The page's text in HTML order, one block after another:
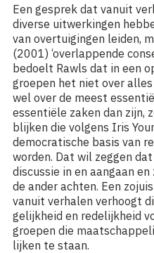
Een gesprek dat vanuit
diverse uitwerkingen
van overtuigingen leiden,
(2001) ‘overlappende
bedoelt Rawls dat in een
groepen het niet over
wel over de meest
essentiële zaken dan zijn,
blijken die volgens Iris
democratische basis van
worden. Dat wil zeggen
discussie in en aangaan
de ander achten. Een
vanuit verhalen verhoogt
gelijkheid en redelijkheid
groepen die
lijken te staan.